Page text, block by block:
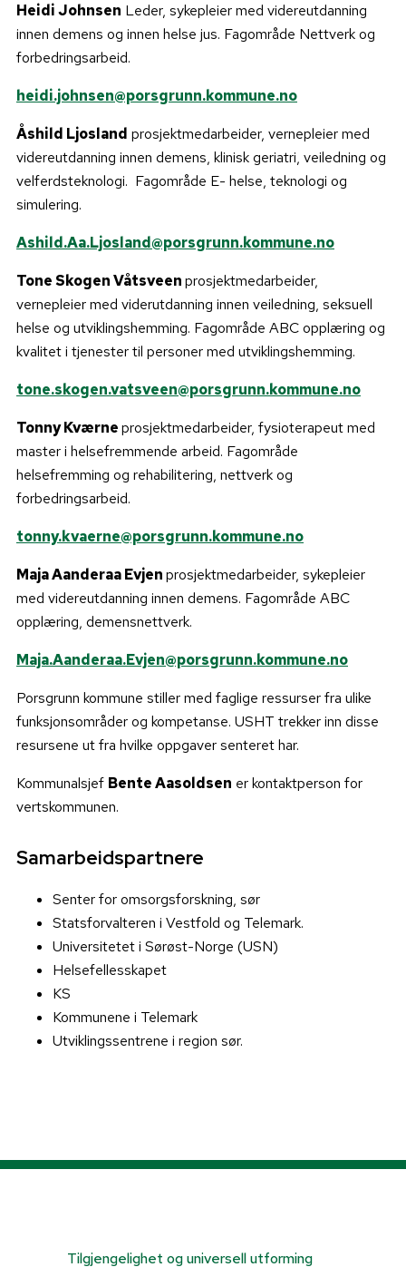
Heidi Johnsen Leder, sykepleier med videreutdanning
innen demens og innen helse jus. Fagområde Nettverk og
forbedringsarbeid.
heidi.johnsen@porsgrunn.kommune.no
Åshild Ljosland prosjektmedarbeider, vernepleier med
videreutdanning innen demens, klinisk geriatri, veiledning og
velferdsteknologi. Fagområde E- helse, teknologi og
simulering.
Ashild.Aa.Ljosland@porsgrunn.kommune.no
Tone Skogen Våtsveenprosjektmedarbeider,
vernepleier med viderutdanning innen veiledning, seksuell
helse og utviklingshemming. Fagområde ABC opplæring og
kvalitet i tjenester til personer med utviklingshemming.
tone.skogen.vatsveen@porsgrunn.kommune.no
Tonny Kværneprosjektmedarbeider, fysioterapeut med
master i helsefremmende arbeid. Fagområde
helsefremming og rehabilitering, nettverk og
forbedringsarbeid.
tonny.kvaerne@porsgrunn.kommune.no
Maja Aanderaa Evjenprosjektmedarbeider, sykepleier
med videreutdanning innen demens. Fagområde ABC
opplæring, demensnettverk.
Maja.Aanderaa.Evjen@porsgrunn.kommune.no
Porsgrunn kommune stiller med faglige ressurser fra ulike
funksjonsområder og kompetanse. USHT trekker inn disse
resursene ut fra hvilke oppgaver senteret har.
Kommunalsjef Bente Aasoldsen er kontaktperson for
vertskommunen.
Samarbeidspartnere
Senter for omsorgsforskning, sør
Statsforvalteren i Vestfold og Telemark.
Universitetet i Sørøst-Norge (USN)
Helsefellesskapet
KS
Kommunene i Telemark
Utviklingssentrene i region sør.
Tilgjengelighet og universell utforming